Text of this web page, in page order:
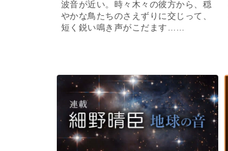
波音が近い。時々木々の彼方から、穏
やかな鳥たちのさえずりに交じって、
短く鋭い鳴き声がこだます……